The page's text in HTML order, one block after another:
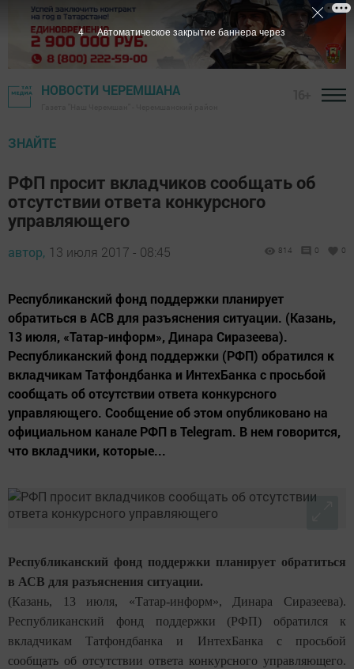
НОВОСТИ ЧЕРЕМШАНА
ЗНАЙТЕ
РФП просит вкладчиков сообщать об
отсутствии ответа конкурсного
управляющего
автор, 13 июля 2017 - 08:45 814 0 0
Республиканский фонд поддержки планирует
обратиться в АСВ для разъяснения ситуации. (Казань,
13 июля, «Татар-информ», Динара Сиразеева).
Республиканский фонд поддержки (РФП) обратился к
вкладчикам Татфондбанка и ИнтехБанка с просьбой
сообщать об отсутствии ответа конкурсного
управляющего. Сообщение об этом опубликовано на
официальном канале РФП в Telegram. В нем говорится,
что вкладчики, которые...
Республиканский фонд поддержки планирует обратиться
в АСВ для разъяснения ситуации.
(Казань, 13 июля, «Татар-информ», Динара Сиразеева).
Республиканский фонд поддержки (РФП) обратился к
вкладчикам Татфондбанка и ИнтехБанка с просьбой
сообщать об отсутствии ответа конкурсного управляющего.
3 Автоматическое закрытие баннера через